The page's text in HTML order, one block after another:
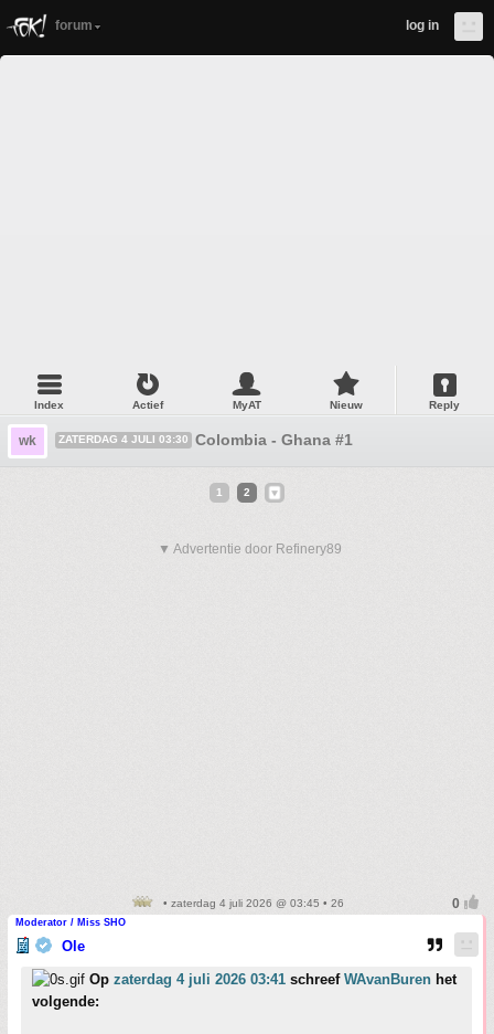
forum log in
Index Actief MyAT Nieuw Reply
wk ZATERDAG 4 JULI 03:30 Colombia - Ghana #1
1 2
▼ Advertentie door Refinery89
• zaterdag 4 juli 2026 @ 03:45 • 26
Moderator / Miss SHO
Ole
Op zaterdag 4 juli 2026 03:41 schreef WAvanBuren het
volgende: